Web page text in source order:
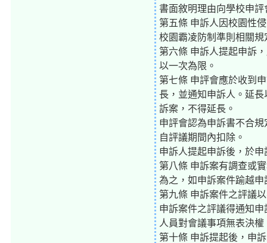
書面敘明理由向學校申
第五條 申訴人因校園性
校園霸凌防制準則相關規
第六條 申訴人提起申訴
以一次為限。
第七條 申評會應於收到
長，並通知申訴人。延
訴案，不得延長。
申評會認為申訴書不合
自評議期間內扣除。
申訴人提起申訴後，於
第八條 申訴案有調查或
為之，如申訴案件踰越
第九條 申訴案件之評議
申訴案件之評議得通知
人員對會議事項無表決
第十條 申訴提起後，申